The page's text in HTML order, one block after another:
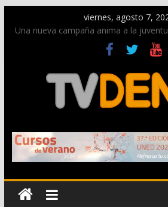
viernes, agosto 7,
Una nueva campaña anima a la
Paco Adsuar dona al Arxiu de Dénia
de la memoria visual de la ciudad
La Entraeta Festera llena de ambiente
Campo con la recepción a la Capitanía
El XII Festival de Jazz de Dénia reunirá
figuras nacionales e internacionales en
Torrecremada
Los Moros y Cristianos 2026 reciben
dan inicio a las fiestas en Dénia